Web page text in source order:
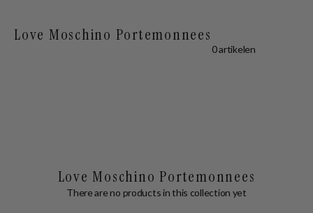
Love Moschino Portemonnees
0 artikelen
Love Moschino Portemonnees
There are no products in this collection yet